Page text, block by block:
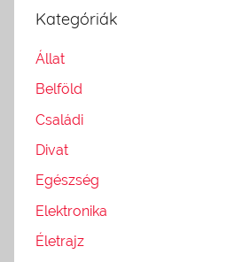
Kategóriák
Állat
Belföld
Családi
Divat
Egészség
Elektronika
Életrajz